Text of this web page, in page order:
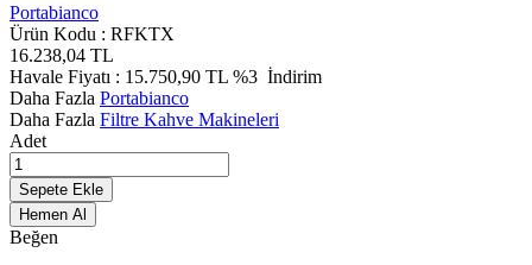
Portabianco
Ürün Kodu : RFKTX
16.238,04 TL
Havale Fiyatı : 15.750,90 TL %3 İndirim
Daha Fazla Portabianco
Daha Fazla Filtre Kahve Makineleri
Adet
Sepete Ekle
Hemen Al
Beğen